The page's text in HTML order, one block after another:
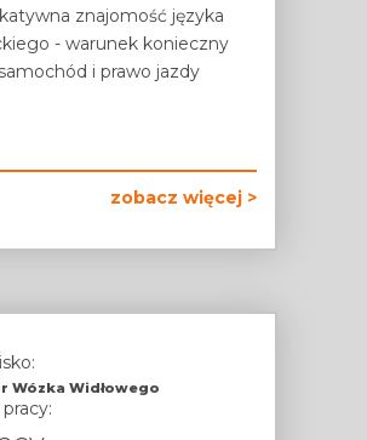
znajomość języka
- warunek konieczny
i prawo jazdy
zobacz więcej >
Wózka Widłowego